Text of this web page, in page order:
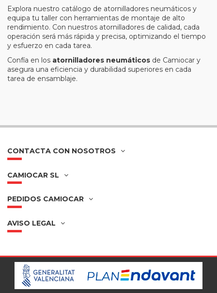
Explora nuestro catálogo de atornilladores neumáticos y
equipa tu taller con herramientas de montaje de alto
rendimiento. Con nuestros atornilladores de calidad, cada
operación será más rápida y precisa, optimizando el tiempo
y esfuerzo en cada tarea.
Confía en los atornilladores neumáticos de Camiocar y
asegura una eficiencia y durabilidad superiores en cada
tarea de ensamblaje.
CONTACTA CON NOSOTROS
CAMIOCAR SL
PEDIDOS CAMIOCAR
AVISO LEGAL